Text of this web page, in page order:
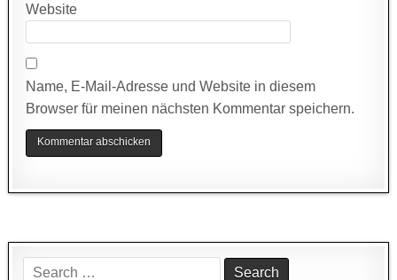
Website
Name, E-Mail-Adresse und Website in diesem
Browser für meinen nächsten Kommentar speichern.
Search